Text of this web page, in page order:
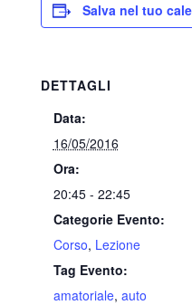
Salva nel tuo
DETTAGLI
Data:
16/05/2016
Ora:
20:45 - 22:45
Categorie Evento:
Corso, Lezione
Tag Evento:
amatoriale, auto